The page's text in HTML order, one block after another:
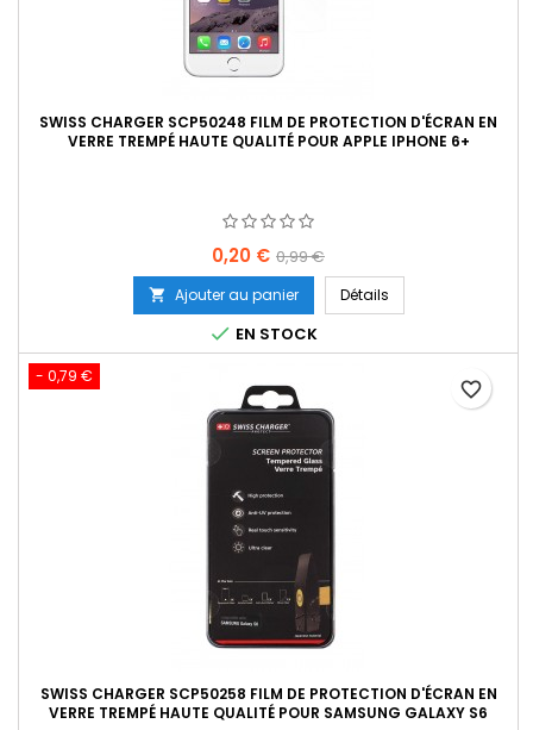
SWISS CHARGER SCP50248 FILM DE PROTECTION D'ÉCRAN EN
VERRE TREMPÉ HAUTE QUALITÉ POUR APPLE IPHONE 6+
Prix
0,20 € Prix
de
base
0,99 €
 Ajouter au panier Détails
 EN STOCK
- 0,79 €
SWISS CHARGER SCP50258 FILM DE PROTECTION D'ÉCRAN EN
VERRE TREMPÉ HAUTE QUALITÉ POUR SAMSUNG GALAXY S6
favorite_border